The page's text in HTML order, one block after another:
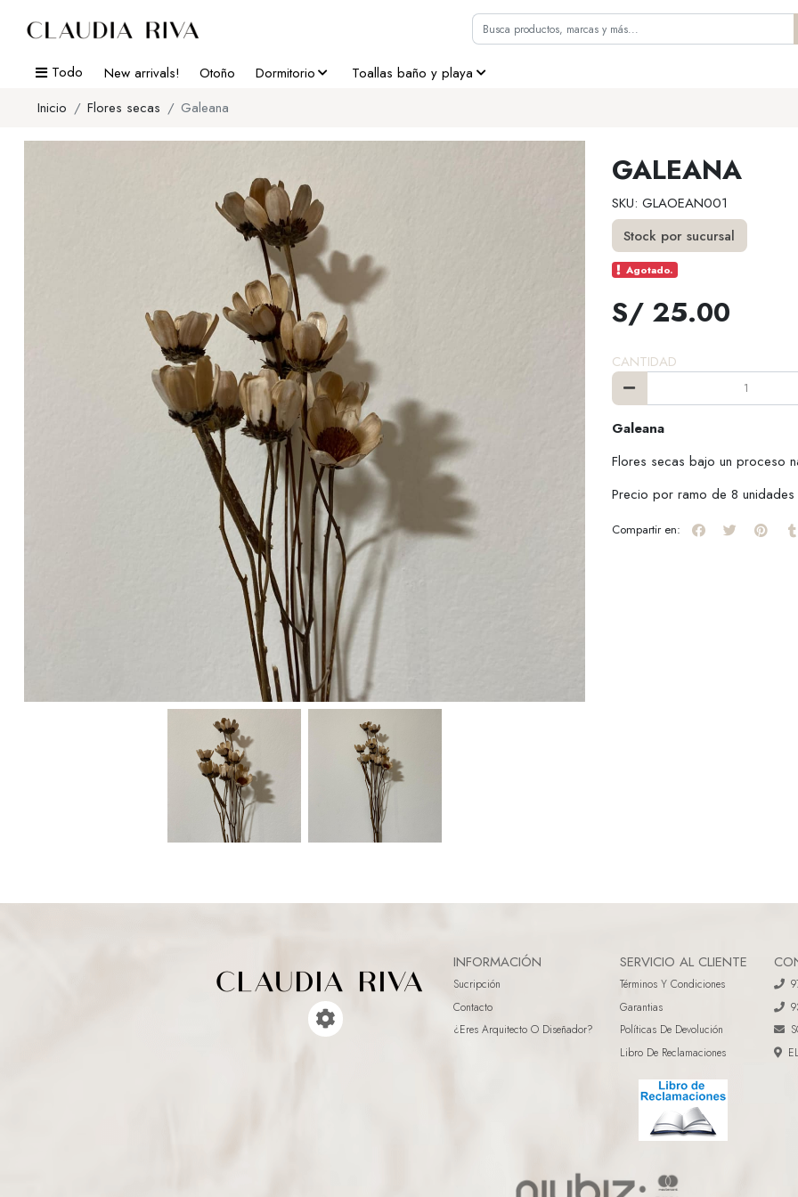
Todo New arrivals! Otoño Dormitorio
Toallas baño y playa
Inicio
Flores secas Galeana
GALEANA
SKU: GLAOEAN001
Stock por sucursal
Agotado.
S/ 25.00
CANTIDAD
Galeana
Flores secas bajo un proceso
Precio por ramo de 8 unidades
Compartir en:
INFORMACIÓN
Sucripción
Contacto
¿eres Arquitecto O Diseñador?
SERVICIO AL CLIENTE
Términos Y Condiciones
Garantias
Políticas De Devolución
Libro De Reclamaciones